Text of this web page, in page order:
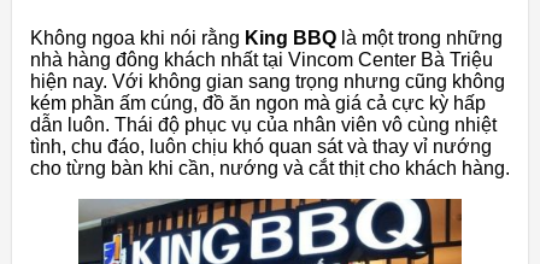
Không ngoa khi nói rằng King BBQ là một trong những
nhà hàng đông khách nhất tại Vincom Center Bà Triệu
hiện nay. Với không gian sang trọng nhưng cũng không
kém phần ấm cúng, đồ ăn ngon mà giá cả cực kỳ hấp
dẫn luôn. Thái độ phục vụ của nhân viên vô cùng nhiệt
tình, chu đáo, luôn chịu khó quan sát và thay vỉ nướng
cho từng bàn khi cần, nướng và cắt thịt cho khách hàng.